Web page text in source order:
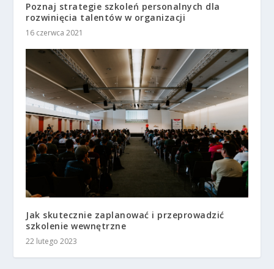
Poznaj strategie szkoleń personalnych dla
rozwinięcia talentów w organizacji
16 czerwca 2021
Jak skutecznie zaplanować i przeprowadzić
szkolenie wewnętrzne
22 lutego 2023